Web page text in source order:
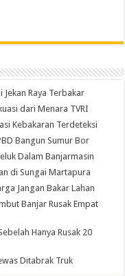
Raya Terbakar
dari Menara TVRI
Kebakaran Terdeteksi
Bangun Sumur Bor
Dalam Banjarmasin
di Sungai Martapura
Jangan Bakar Lahan
Banjar Rusak Empat
Hanya Rusak 20
Ditabrak Truk